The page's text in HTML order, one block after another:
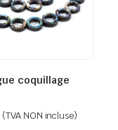
coquillage
(TVA NON incluse)